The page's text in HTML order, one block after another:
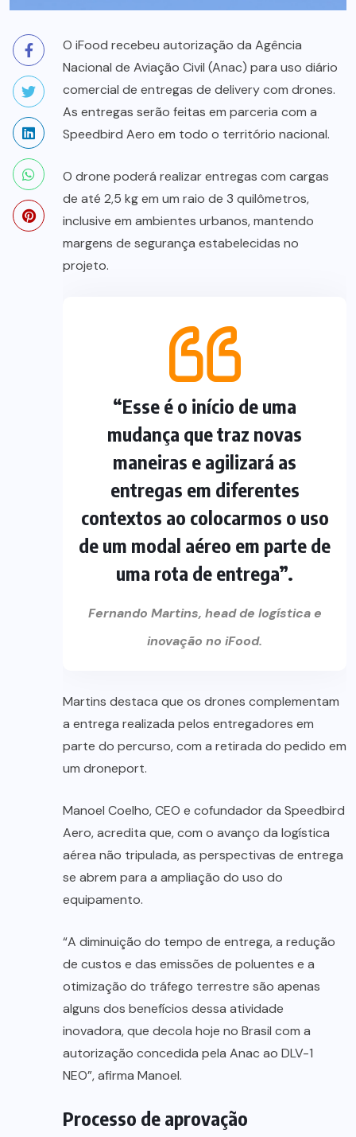
O iFood recebeu autorização da Agência
Nacional de Aviação Civil (Anac) para uso diário
comercial de entregas de delivery com drones.
As entregas serão feitas em parceria com a
Speedbird Aero em todo o território nacional.
O drone poderá realizar entregas com cargas
de até 2,5 kg em um raio de 3 quilômetros,
inclusive em ambientes urbanos, mantendo
margens de segurança estabelecidas no
projeto.
“Esse é o início de uma
mudança que traz novas
maneiras e agilizará as
entregas em diferentes
contextos ao colocarmos o uso
de um modal aéreo em parte de
uma rota de entrega”.
Fernando Martins, head de logística e
inovação no iFood.
Martins destaca que os drones complementam
a entrega realizada pelos entregadores em
parte do percurso, com a retirada do pedido em
um droneport.
Manoel Coelho, CEO e cofundador da Speedbird
Aero, acredita que, com o avanço da logística
aérea não tripulada, as perspectivas de entrega
se abrem para a ampliação do uso do
equipamento.
“A diminuição do tempo de entrega, a redução
de custos e das emissões de poluentes e a
otimização do tráfego terrestre são apenas
alguns dos benefícios dessa atividade
inovadora, que decola hoje no Brasil com a
autorização concedida pela Anac ao DLV-1
NEO”, afirma Manoel.
Processo de aprovação